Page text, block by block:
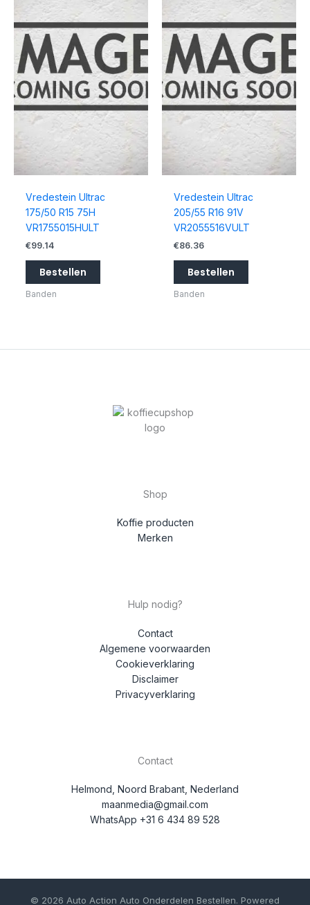
Vredestein Ultrac
175/50 R15 75H
VR1755015HULT
€99.14
Bestellen
Banden
Vredestein Ultrac
205/55 R16 91V
VR2055516VULT
€86.36
Bestellen
Banden
Shop
Koffie producten
Merken
Hulp nodig?
Contact
Algemene voorwaarden
Cookieverklaring
Disclaimer
Privacyverklaring
Contact
Helmond, Noord Brabant, Nederland
maanmedia@gmail.com
WhatsApp +31 6 434 89 528
© 2026 Auto Action Auto Onderdelen Bestellen. Powered